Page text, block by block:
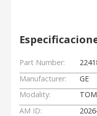
Part Number:
Manufacturer:
GE
Modality:
AM ID: